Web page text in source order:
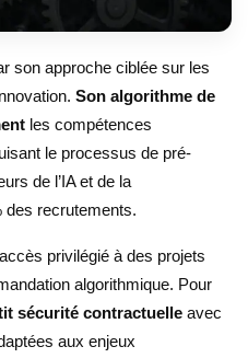
son approche ciblée sur les
Son algorithme de
les compétences
le processus de pré-
de l’IA et de la
des recrutements.
privilégié à des projets
algorithmique. Pour
sécurité contractuelle avec
aux enjeux